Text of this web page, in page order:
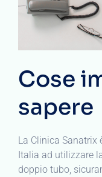
Cose
sapere
La Clinica Sanatrix
Italia ad utilizzare
doppio tubo,